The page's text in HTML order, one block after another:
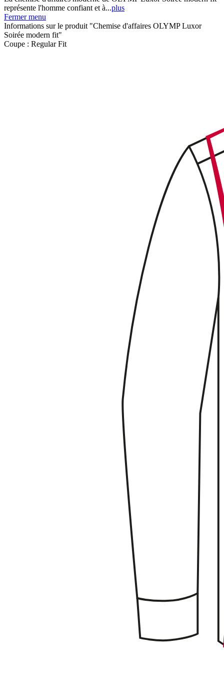
représente l'homme confiant et à...plus
Fermer menu
Informations sur le produit "Chemise d'affaires OLYMP Luxor
Soirée modern fit"
Coupe : Regular Fit